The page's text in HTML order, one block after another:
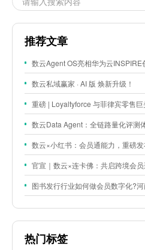
推荐文章
数云Agent OS亮相华为云INSPIRE创想者大会
数云私域赢家 · AI 版 焕新升级！
重磅 | Loyaltyforce 与菲律宾零售巨头 SM 集团达成战略
数云Data Agent：全链路量化评测
数云×小红书：会员通能力，重磅发
官宣｜数云×连卡佛：共启跨境会员运
图书发行行业如何做会员数字化?
热门标签